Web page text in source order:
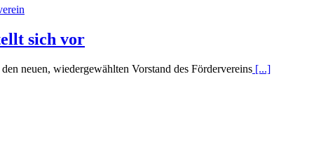
sich vor
neuen, wiedergewählten Vorstand des Fördervereins [...]